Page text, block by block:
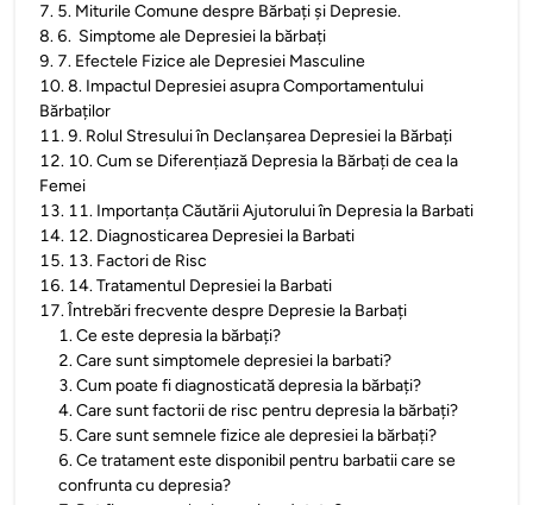
7. 5. Miturile Comune despre Bărbați și Depresie.
8. 6. Simptome ale Depresiei la bărbați
9. 7. Efectele Fizice ale Depresiei Masculine
10.8. Impactul Depresiei asupra Comportamentului
Bărbaților
11.9. Rolul Stresului în Declanșarea Depresiei la Bărbați
12. 10. Cum se Diferențiază Depresia la Bărbați de cea la
Femei
13. 11. Importanța Căutării Ajutorului în Depresia la Barbati
14. 12. Diagnosticarea Depresiei la Barbati
15. 13. Factori de Risc
16. 14. Tratamentul Depresiei la Barbati
17.Întrebări frecvente despre Depresie la Barbați
1.Ce este depresia la bărbați?
2.Care sunt simptomele depresiei la barbati?
3.Cum poate fi diagnosticată depresia la bărbați?
4.Care sunt factorii de risc pentru depresia la bărbați?
5.Care sunt semnele fizice ale depresiei la bărbați?
6.Ce tratament este disponibil pentru barbatii care se
confrunta cu depresia?